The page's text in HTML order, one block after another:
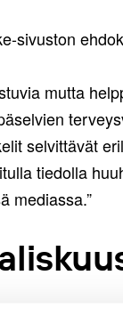
sivuston
mutta
selvittävät
tiedolla
mediassa.”